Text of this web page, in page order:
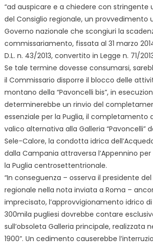
“ad auspicare e a chiedere con stringente
del Consiglio regionale, un provvedimento
Governo nazionale che scongiuri la
commissariamento, fissata al 31 marzo
D.L. n. 43/2013, convertito in Legge n. 71/
Se tale termine dovesse consumarsi,
il Commissario disporre il blocco delle
montano della “Pavoncelli bis”, in
determinerebbe un rinvio del
essenziale per la Puglia, il completamento
valico alternativa alla Galleria “Pavoncelli”
Sele-Calore, la condotta idrica
dalla Campania attraversa l’Appennino
la Puglia centrosettentrionale.
“In conseguenza – osserva il presidente
regionale nella nota inviata a Roma –
imprecisato, l’approvvigionamento idrico
300mila pugliesi dovrebbe contare
sull’obsoleta Galleria principale, realizzata
1900”. Un cedimento causerebbe